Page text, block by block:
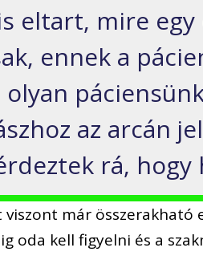
eltart, mire
ennek a
olyan
az arcán
rá, hogy
már összerakható
oda kell figyelni és a